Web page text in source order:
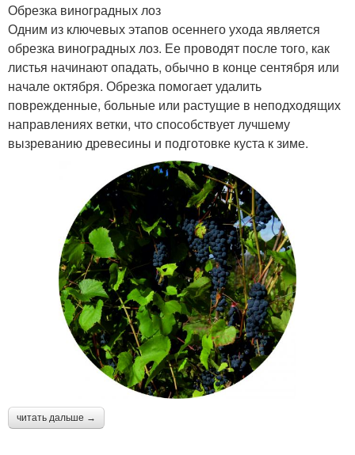
Обрезка виноградных лоз
Одним из ключевых этапов осеннего ухода является
обрезка виноградных лоз. Ее проводят после того, как
листья начинают опадать, обычно в конце сентября или
начале октября. Обрезка помогает удалить
поврежденные, больные или растущие в неподходящих
направлениях ветки, что способствует лучшему
вызреванию древесины и подготовке куста к зиме.
читать дальше →